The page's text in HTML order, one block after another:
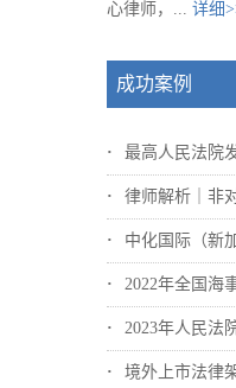
心律师，... 详细
成功案例
最高人民法院发
律师解析｜非
中化国际（新加
2022年全国海
2023年人民法
境外上市法律